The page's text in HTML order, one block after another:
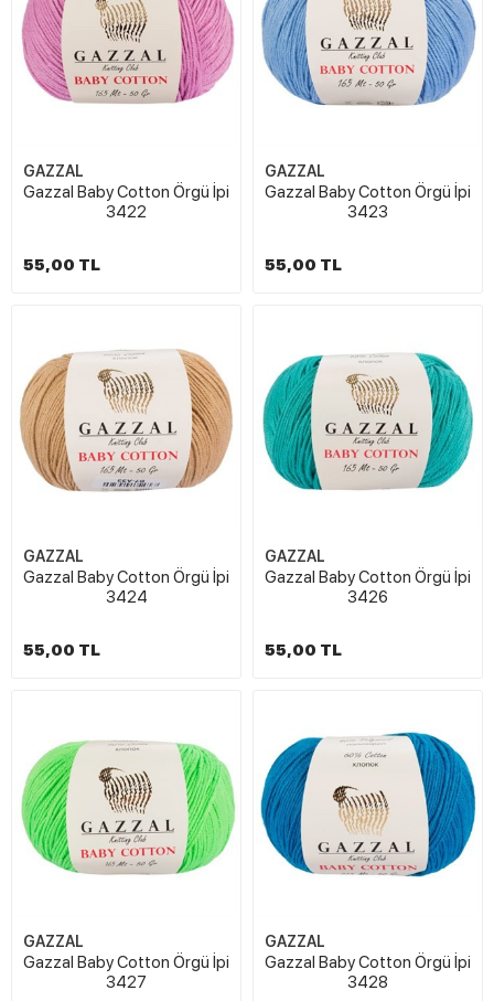
GAZZAL
Gazzal Baby Cotton Örgü İpi
3422
55,00 TL
GAZZAL
Gazzal Baby Cotton Örgü İpi
3423
55,00 TL
GAZZAL
Gazzal Baby Cotton Örgü İpi
3424
55,00 TL
GAZZAL
Gazzal Baby Cotton Örgü İpi
3426
55,00 TL
GAZZAL
Gazzal Baby Cotton Örgü İpi
3427
GAZZAL
Gazzal Baby Cotton Örgü İpi
3428